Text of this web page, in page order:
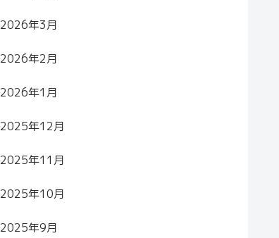
2026年3月
2026年2月
2026年1月
2025年12月
2025年11月
2025年10月
2025年9月